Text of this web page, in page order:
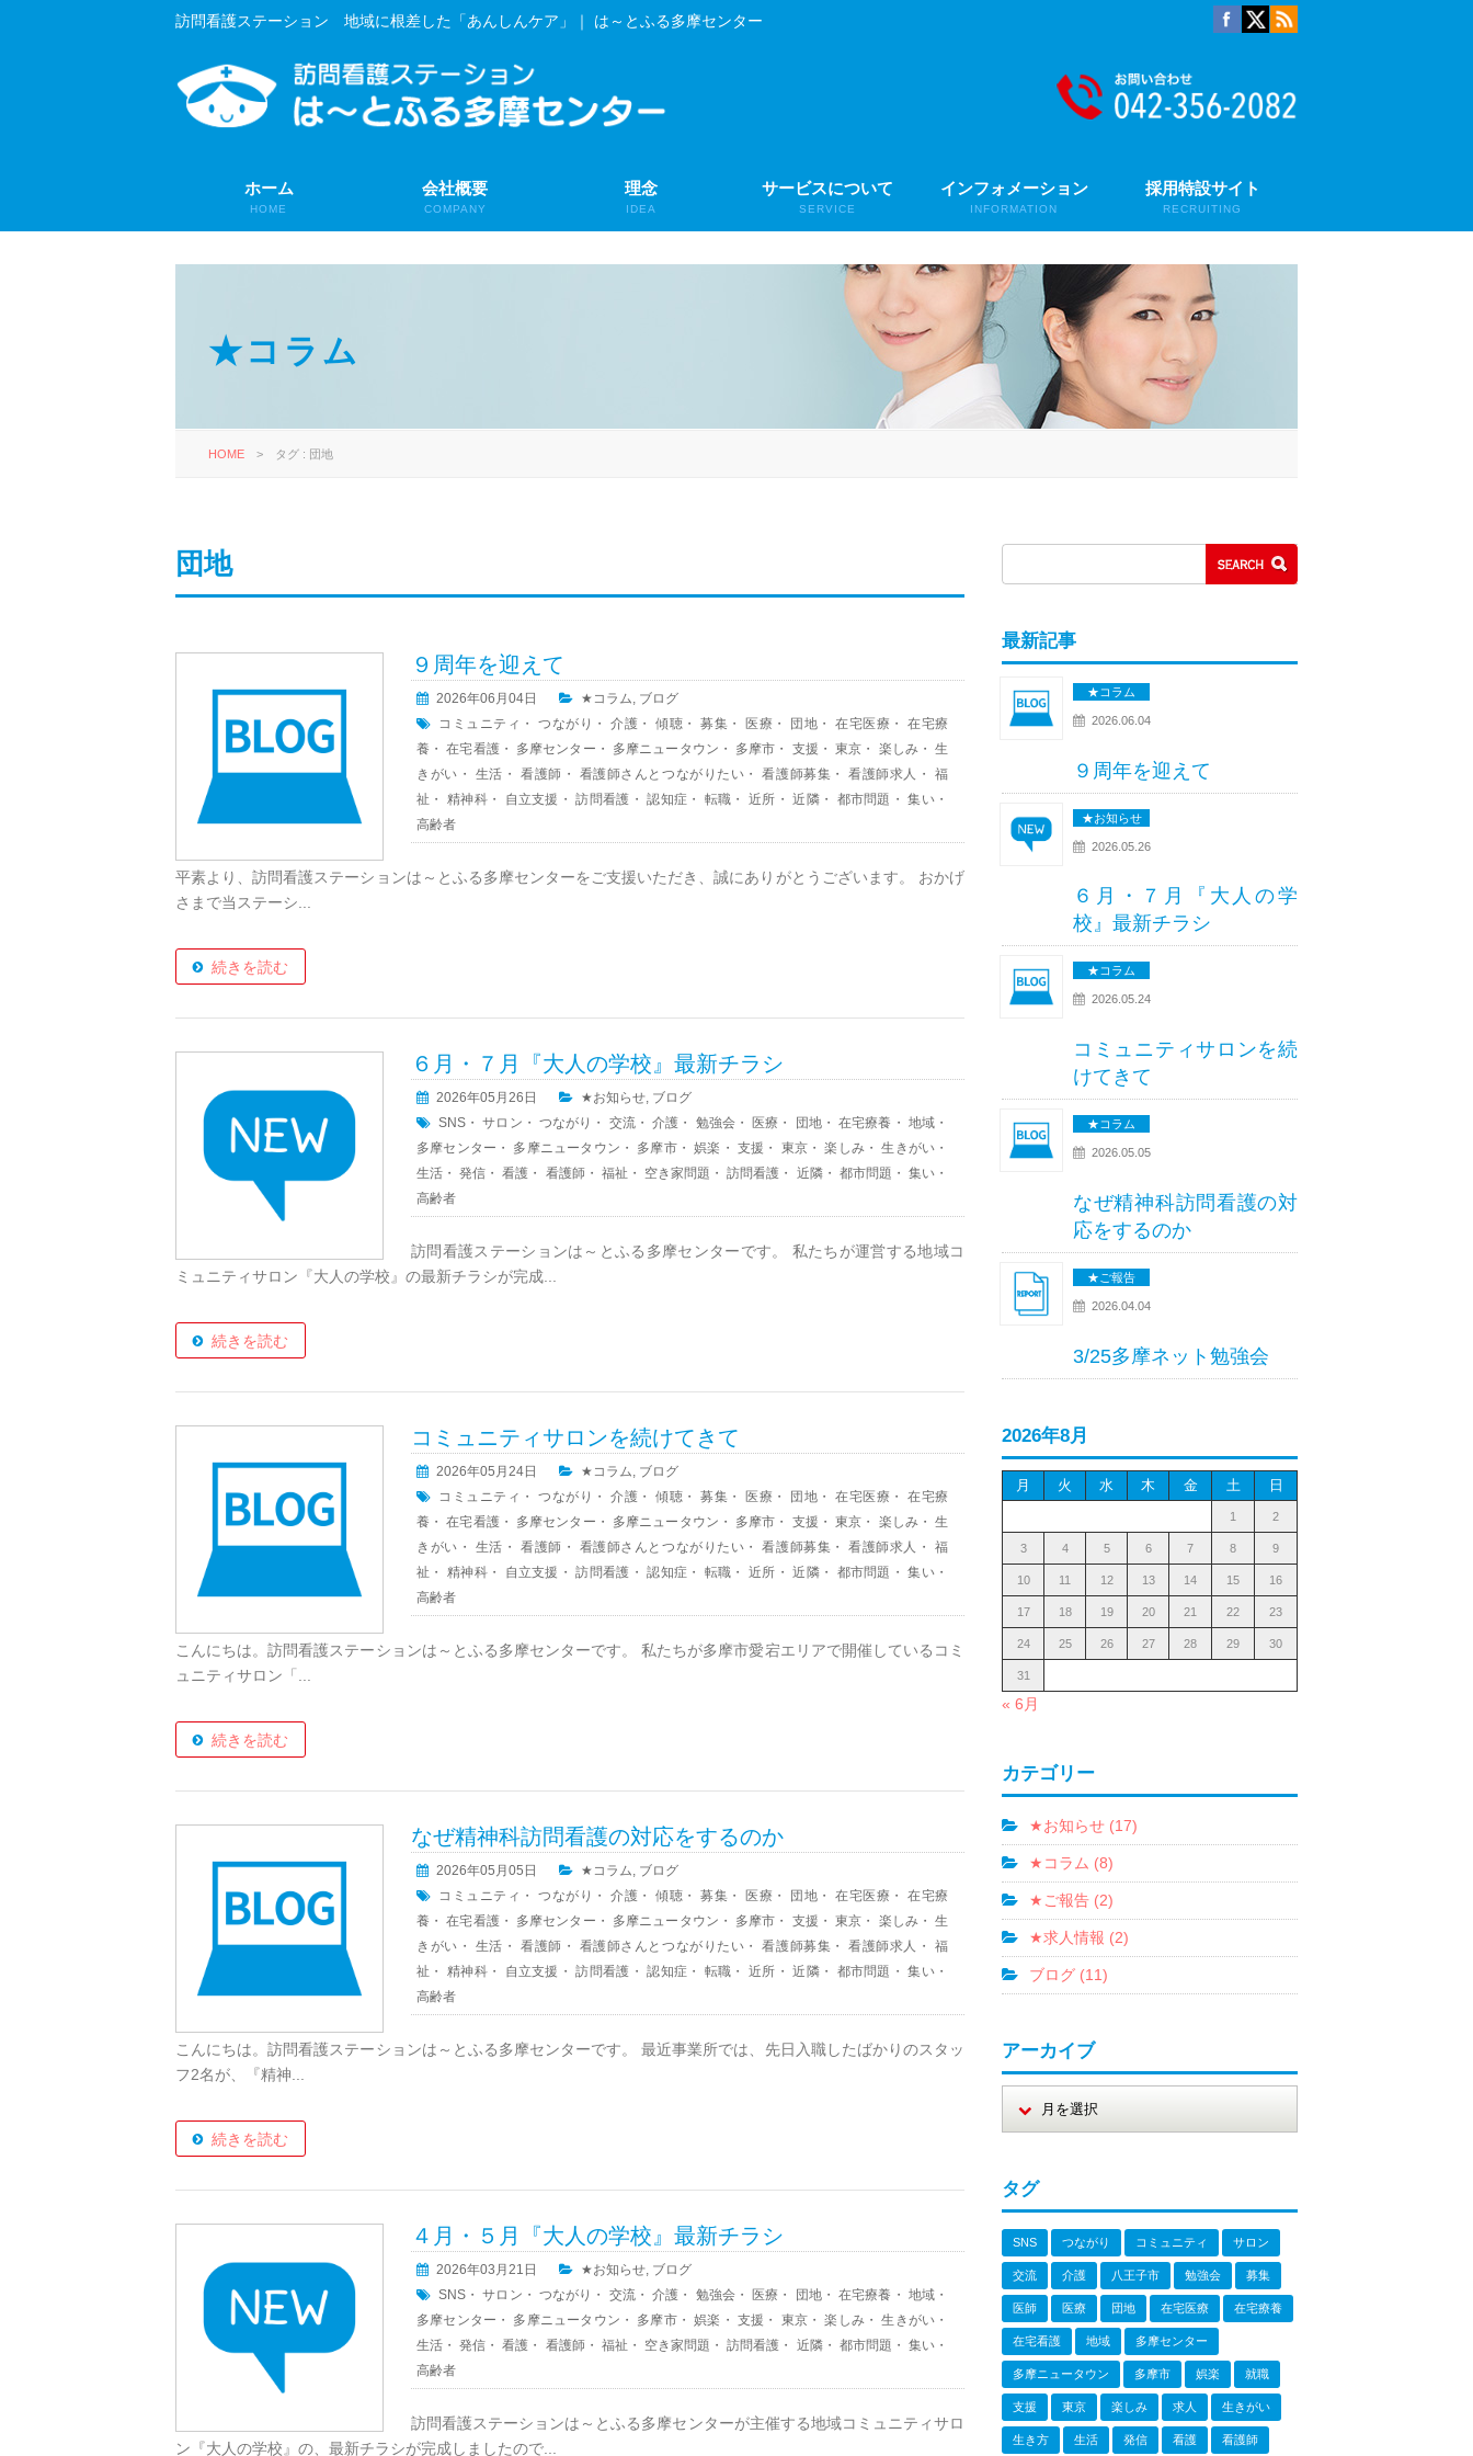
訪問看護ステーション 地域に根差した「あんしんケア」｜ は～とふる多摩センター
ホーム
HOME
会社概要
COMPANY
理念
IDEA
サービスについて
SERVICE
インフォメーション
INFORMATION
採用特設サイト
RECRUITING
★コラム
HOME > タグ : 団地
団地
９周年を迎えて
2026年06月04日 ★コラム ブログ
コミュニティ ・つながり ・介護 ・傾聴 ・募集 ・ 医療 ・ 団地 ・在宅医療 ・在宅療
養 ・在宅看護・ 多摩センター ・ 多摩ニュータウン ・ 多摩市 ・ 支援 ・東京 ・ 楽しみ・生
きがい ・ 生活 ・ 看護師 ・ 看護師さんとつながりたい ・看護師募集 ・看護師求人 ・福
祉 ・ 精神科・ 自立支援 ・訪問看護 ・認知症 ・ 転職 ・近所 ・近隣・ 都市問題 ・集い ・
高齢者
平素より、訪問看護ステーションは～とふる多摩センターをご支援いただき、誠にありがとうございます。 おかげ
さまで当ステーシ...
続きを読む
６月・７月『大人の学校』最新チラシ
2026年05月26日 ★お知らせ ブログ
SNS ・サロン ・ つながり ・ 交流・介護 ・ 勉強会・ 医療 ・ 団地・在宅療養 ・ 地域 ・
多摩センター ・ 多摩ニュータウン ・ 多摩市・娯楽 ・ 支援 ・ 東京 ・楽しみ ・生きがい ・
生活 ・発信 ・看護 ・ 看護師・ 福祉 ・ 空き家問題 ・訪問看護 ・ 近隣・ 都市問題 ・集い ・
高齢者
訪問看護ステーションは～とふる多摩センターです。 私たちが運営する地域コ
ミュニティサロン『大人の学校』の最新チラシが完成...
続きを読む
コミュニティサロンを続けてきて
2026年05月24日 ★コラム ブログ
コミュニティ ・つながり ・介護 ・傾聴 ・募集 ・ 医療 ・ 団地 ・在宅医療 ・在宅療
養 ・在宅看護・ 多摩センター ・ 多摩ニュータウン ・ 多摩市 ・ 支援 ・東京 ・ 楽しみ・生
きがい ・ 生活 ・ 看護師 ・ 看護師さんとつながりたい ・看護師募集 ・看護師求人 ・福
祉 ・ 精神科・ 自立支援 ・訪問看護 ・認知症 ・ 転職 ・近所 ・近隣・ 都市問題 ・集い ・
高齢者
こんにちは。訪問看護ステーションは～とふる多摩センターです。 私たちが多摩市愛宕エリアで開催しているコミ
ュニティサロン「...
続きを読む
なぜ精神科訪問看護の対応をするのか
2026年05月05日 ★コラム ブログ
コミュニティ ・つながり ・介護 ・傾聴 ・募集 ・ 医療 ・ 団地 ・在宅医療 ・在宅療
養 ・在宅看護・ 多摩センター ・ 多摩ニュータウン ・ 多摩市 ・ 支援 ・東京 ・ 楽しみ・生
きがい ・ 生活 ・ 看護師 ・ 看護師さんとつながりたい ・看護師募集 ・看護師求人 ・福
祉 ・ 精神科・ 自立支援 ・訪問看護 ・認知症 ・ 転職 ・近所 ・近隣・ 都市問題 ・集い ・
高齢者
こんにちは。訪問看護ステーションは～とふる多摩センターです。 最近事業所では、先日入職したばかりのスタッ
フ2名が、『精神...
続きを読む
４月・５月『大人の学校』最新チラシ
2026年03月21日 ★お知らせ ブログ
SNS ・サロン ・ つながり ・ 交流・介護 ・ 勉強会・ 医療 ・ 団地・在宅療養 ・ 地域 ・
多摩センター ・ 多摩ニュータウン ・ 多摩市・娯楽 ・ 支援 ・ 東京 ・楽しみ ・生きがい ・
生活 ・発信 ・看護 ・ 看護師・ 福祉 ・ 空き家問題 ・訪問看護 ・ 近隣・ 都市問題 ・集い ・
高齢者
訪問看護ステーションは～とふる多摩センターが主催する地域コミュニティサロ
ン『大人の学校』の、最新チラシが完成しましたので...
最新記事
★コラム
2026.06.04
９周年を迎えて
★お知らせ
2026.05.26
６月・７月『大人の学
校』最新チラシ
★コラム
2026.05.24
コミュニティサロンを続
けてきて
★コラム
2026.05.05
なぜ精神科訪問看護の対
応をするのか
★ご報告
2026.04.04
3/25多摩ネット勉強会
2026年8月
月 火 水 木 金 土 日
1 2
3 4 5 6 7 8 9
10 11 12 13 14 15 16
17 18 19 20 21 22 23
24 25 26 27 28 29 30
31
« 6月
カテゴリー
★お知らせ (17)
★コラム (8)
★ご報告 (2)
★求人情報 (2)
ブログ (11)
アーカイブ
タグ
SNS つながり コミュニティ サロン
交流 介護 八王子市 勉強会 募集
医師 医療 団地 在宅医療 在宅療養
在宅看護 地域 多摩センター
多摩ニュータウン 多摩市 娯楽 就職
支援 東京 楽しみ 求人 生きがい
生き方 生活 発信 看護 看護師